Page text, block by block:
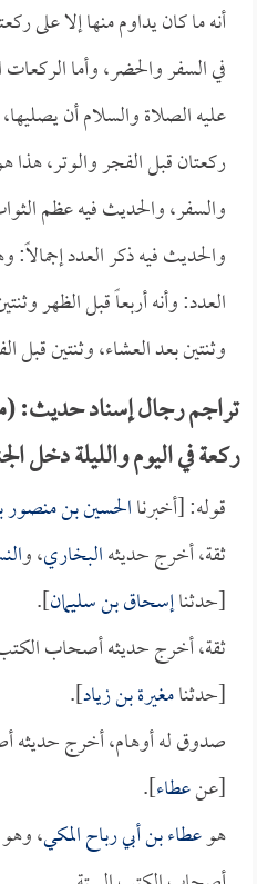
أنه ما كان يداوم منها إلا على
في السفر والحضر، وأما
عليه الصلاة والسلام أن
ركعتان قبل الفجر والوتر، هذا
والسفر، والحديث فيه عظم
والحديث فيه ذكر العدد
العدد: وأنه أربعاً قبل الظهر
وثنتين بعد العشاء، وثنتين قبل
تراجم رجال إسناد حديث:
ركعة في اليوم والليلة دخل
قوله: [أخبرناالحسين بن منصور
ثقة، أخرج حديثهالبخاري، و
[حدثناإسحاق بن سليمان].
ثقة، أخرج حديثه أصحاب
[حدثنامغيرة بن زياد].
صدوق له أوهام، أخرج حديثه
[عنعطاء].
هوعطاء بن أبي رباح المكي،